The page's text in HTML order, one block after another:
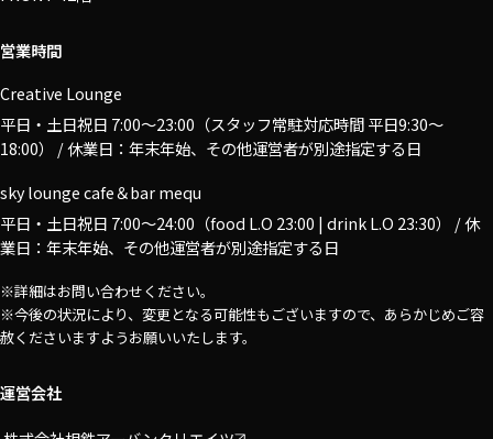
営業時間
Creative Lounge
平日・土日祝日 7:00〜23:00（スタッフ常駐対応時間 平日9:30～
18:00） / 休業日：年末年始、その他運営者が別途指定する日
sky lounge cafe＆bar mequ
平日・土日祝日 7:00〜24:00（food L.O 23:00 | drink L.O 23:30） / 休
業日：年末年始、その他運営者が別途指定する日
※詳細はお問い合わせください。
※今後の状況により、変更となる可能性もございますので、あらかじめご容
赦くださいますようお願いいたします。
運営会社